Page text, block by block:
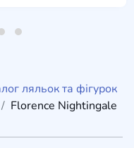
ляльок та фігурок
Florence Nightingale